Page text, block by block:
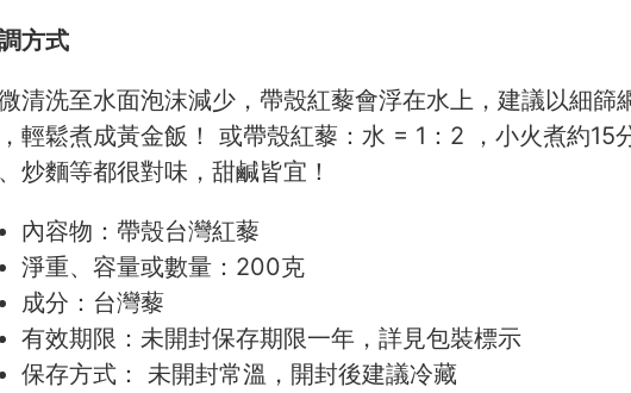
方式
清洗至水面泡沫減少，帶殼紅藜會浮在水上，建議以細
輕鬆煮成黃金飯！ 或帶殼紅藜：水 = 1：2 ，小火煮約15
炒麵等都很對味，甜鹹皆宜！
內容物：帶殼台灣紅藜
淨重、容量或數量：200克
成分：台灣藜
有效期限：未開封保存期限一年，詳見包裝標示
保存方式： 未開封常溫，開封後建議冷藏